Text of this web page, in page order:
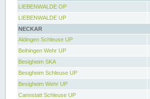
LIEBENWALDE OP
LIEBENWALDE UP
NECKAR
Aldingen Schleuse UP
Beihingen Wehr UP
Besigheim SKA
Besigheim Schleuse UP
Besigheim Wehr UP
Cannstatt Schleuse UP